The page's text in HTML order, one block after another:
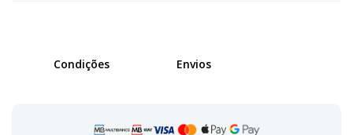
Condições Envios